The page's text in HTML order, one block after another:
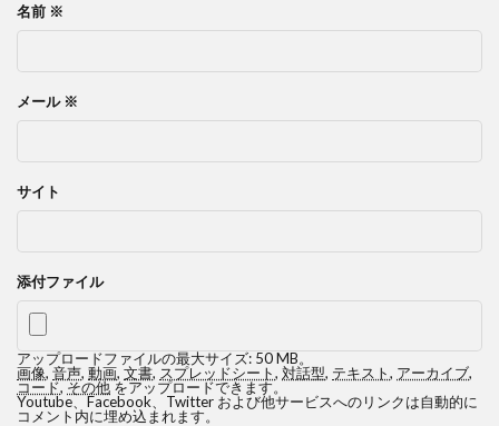
名前 ※
メール ※
サイト
添付ファイル
アップロードファイルの最大サイズ: 50 MB。
画像, 音声, 動画, 文書, スプレッドシート, 対話型, テキスト, アーカイブ,
コード,その他をアップロードできます。
Youtube、Facebook、Twitter および他サービスへのリンクは自動的に
コメント内に埋め込まれます。